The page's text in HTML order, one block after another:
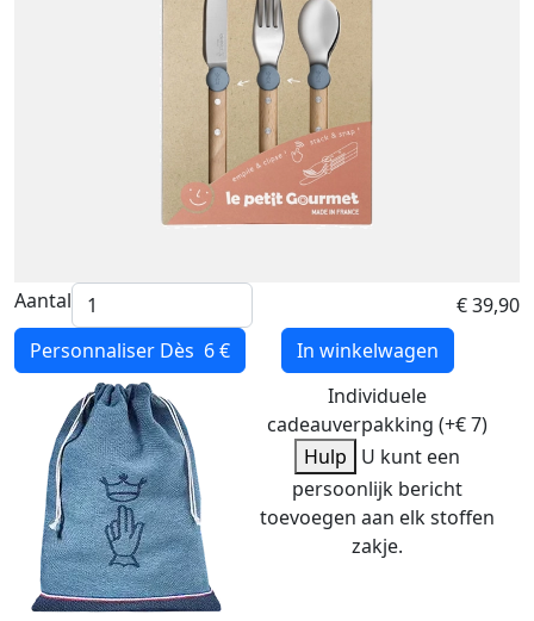
Aantal
€ 39,90
Personnaliser Dès 6 €
In winkelwagen
Individuele
cadeauverpakking (+€ 7)
Hulp
U kunt een
persoonlijk bericht
toevoegen aan elk stoffen
zakje.